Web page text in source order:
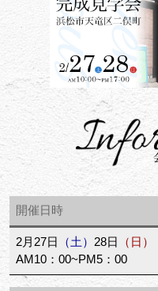
開催日時
2月27日 （土） 28日
（日）
AM10：00~PM5：00